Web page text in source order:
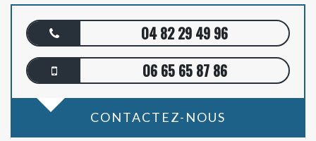
04 82 29 49 96
06 65 65 87 86
CONTACTEZ-NOUS